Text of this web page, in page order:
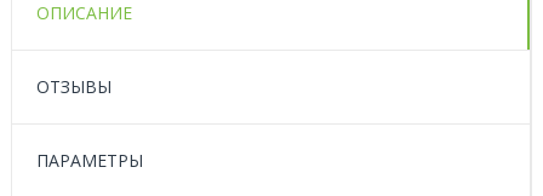
ОПИСАНИЕ
ОТЗЫВЫ
ПАРАМЕТРЫ